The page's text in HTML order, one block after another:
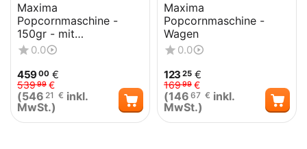
Maxima
Popcornmaschine -
150gr - mit
Warmhaltevitrine
0.0
45900 €
53999 €
(546 21 € inkl.
MwSt.)
Maxima
Popcornmaschine -
Wagen
0.0
123 25 €
16999 €
(146 67 € inkl.
MwSt.)